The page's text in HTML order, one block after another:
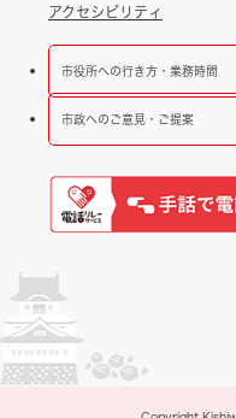
アクセシビリティ
市役所への行き方・業務時間
市政へのご意見・ご提案